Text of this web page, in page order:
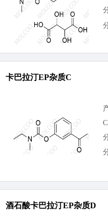
卡巴拉汀EP杂质C
酒石酸卡巴拉汀EP杂质D